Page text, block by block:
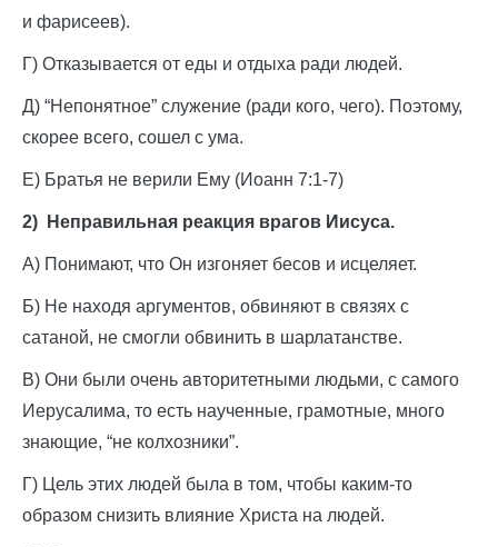
и фарисеев).
Г) Отказывается от еды и отдыха ради людей.
Д) “Непонятное” служение (ради кого, чего). Поэтому,
скорее всего, сошел с ума.
Е) Братья не верили Ему (Иоанн 7:1-7)
2) Неправильная реакция врагов Иисуса.
А) Понимают, что Он изгоняет бесов и исцеляет.
Б) Не находя аргументов, обвиняют в связях с
сатаной, не смогли обвинить в шарлатанстве.
В) Они были очень авторитетными людьми, с самого
Иерусалима, то есть наученные, грамотные, много
знающие, “не колхозники”.
Г) Цель этих людей была в том, чтобы каким-то
образом снизить влияние Христа на людей.